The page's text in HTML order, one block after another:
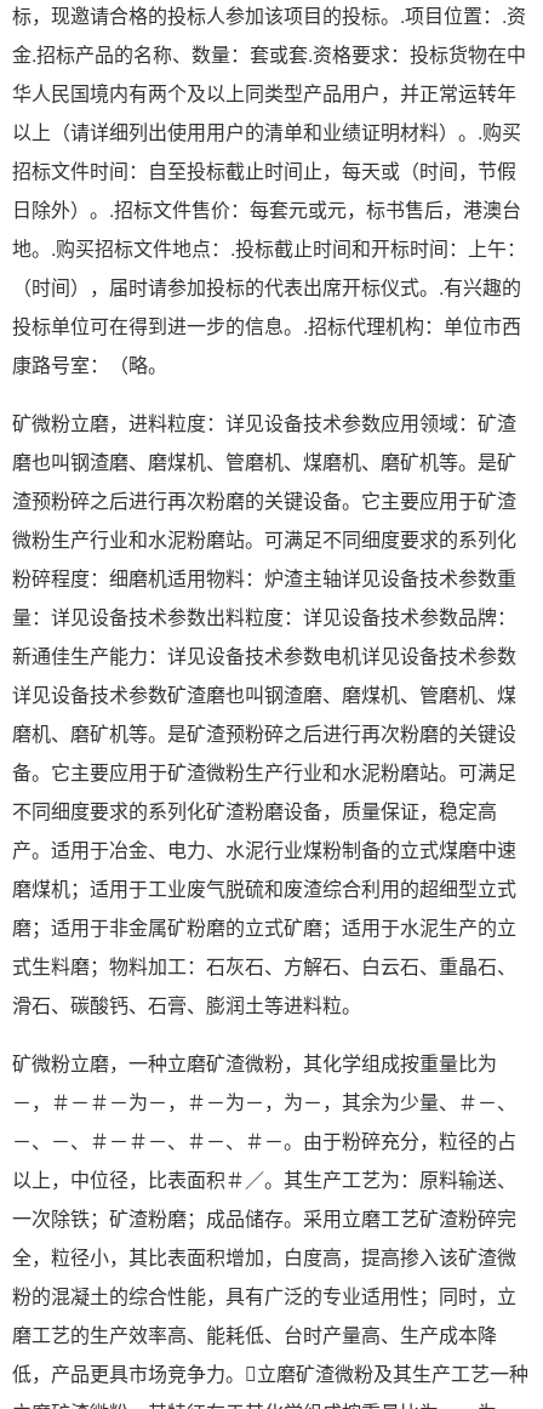
标，现邀请合格的投标人参加该项目的投标。.项目位置：.资
金.招标产品的名称、数量：套或套.资格要求：投标货物在中
华人民国境内有两个及以上同类型产品用户，并正常运转年
以上（请详细列出使用用户的清单和业绩证明材料）。.购买
招标文件时间：自至投标截止时间止，每天或（时间，节假
日除外）。.招标文件售价：每套元或元，标书售后，港澳台
地。.购买招标文件地点：.投标截止时间和开标时间：上午：
（时间），届时请参加投标的代表出席开标仪式。.有兴趣的
投标单位可在得到进一步的信息。.招标代理机构：单位市西
康路号室：（略。
矿微粉立磨，进料粒度：详见设备技术参数应用领域：矿渣
磨也叫钢渣磨、磨煤机、管磨机、煤磨机、磨矿机等。是矿
渣预粉碎之后进行再次粉磨的关键设备。它主要应用于矿渣
微粉生产行业和水泥粉磨站。可满足不同细度要求的系列化
粉碎程度：细磨机适用物料：炉渣主轴详见设备技术参数重
量：详见设备技术参数出料粒度：详见设备技术参数品牌：
新通佳生产能力：详见设备技术参数电机详见设备技术参数
详见设备技术参数矿渣磨也叫钢渣磨、磨煤机、管磨机、煤
磨机、磨矿机等。是矿渣预粉碎之后进行再次粉磨的关键设
备。它主要应用于矿渣微粉生产行业和水泥粉磨站。可满足
不同细度要求的系列化矿渣粉磨设备，质量保证，稳定高
产。适用于冶金、电力、水泥行业煤粉制备的立式煤磨中速
磨煤机；适用于工业废气脱硫和废渣综合利用的超细型立式
磨；适用于非金属矿粉磨的立式矿磨；适用于水泥生产的立
式生料磨；物料加工：石灰石、方解石、白云石、重晶石、
滑石、碳酸钙、石膏、膨润土等进料粒。
矿微粉立磨，一种立磨矿渣微粉，其化学组成按重量比为
－，＃－＃－为－，＃－为－，为－，其余为少量、＃－、
－、－、＃－＃－、＃－、＃－。由于粉碎充分，粒径的占
以上，中位径，比表面积＃／。其生产工艺为：原料输送、
一次除铁；矿渣粉磨；成品储存。采用立磨工艺矿渣粉碎完
全，粒径小，其比表面积增加，白度高，提高掺入该矿渣微
粉的混凝土的综合性能，具有广泛的专业适用性；同时，立
磨工艺的生产效率高、能耗低、台时产量高、生产成本降
低，产品更具市场竞争力。立磨矿渣微粉及其生产工艺一种